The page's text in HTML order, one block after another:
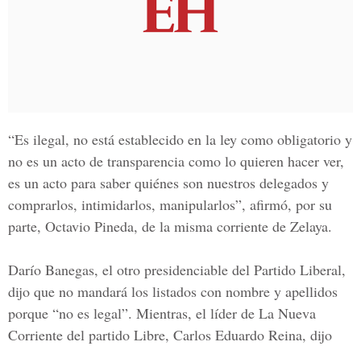
“Es ilegal, no está establecido en la ley como obligatorio y
no es un acto de transparencia como lo quieren hacer ver,
es un acto para saber quiénes son nuestros delegados y
comprarlos, intimidarlos, manipularlos”, afirmó, por su
parte, Octavio Pineda, de la misma corriente de Zelaya.
Darío Banegas, el otro presidenciable del Partido Liberal,
dijo que no mandará los listados con nombre y apellidos
porque “no es legal”. Mientras, el líder de La Nueva
Corriente del partido Libre, Carlos Eduardo Reina, dijo